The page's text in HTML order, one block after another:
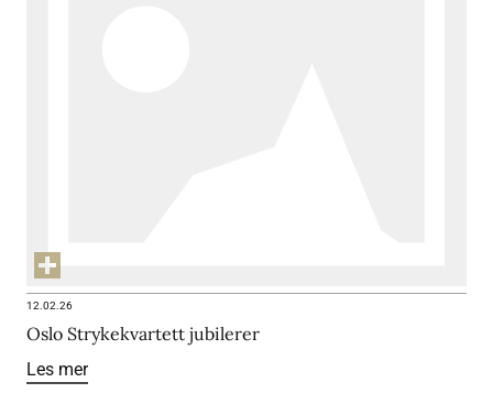
12.02.26
Oslo Strykekvartett jubilerer
Les mer